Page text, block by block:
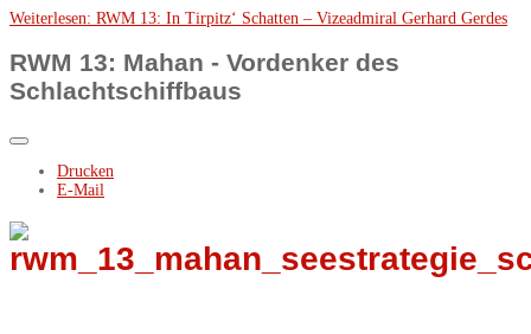
Weiterlesen: RWM 13: In Tirpitz‘ Schatten – Vizeadmiral Gerhard Gerdes
RWM 13: Mahan - Vordenker des
Schlachtschiffbaus
Drucken
E-Mail